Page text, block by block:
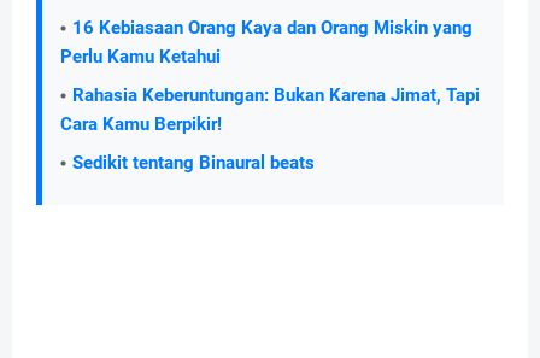
16 Kebiasaan Orang Kaya dan Orang Miskin yang
Perlu Kamu Ketahui
Rahasia Keberuntungan: Bukan Karena Jimat, Tapi
Cara Kamu Berpikir!
Sedikit tentang Binaural beats